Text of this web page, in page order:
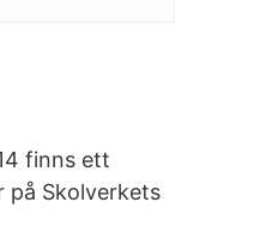
finns ett
på Skolverkets